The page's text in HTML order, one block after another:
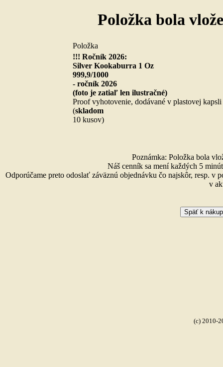
Položka bola
Položka
!!! Ročník 2026:
Silver Kookaburra 1 Oz
999,9/1000
- ročník 2026
(foto je zatiaľ len ilustračné)
Proof vyhotovenie, dodávané v plastovej kapsli
(skladom
10 kusov)
Poznámka: Položka bola
Náš cenník sa mení každých 5
Odporúčame preto odoslať záväznú objednávku čo najskôr, resp. v
v
(c) 2010-